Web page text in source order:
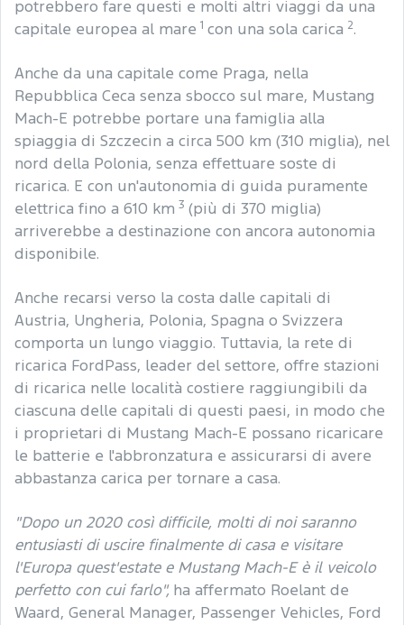
potrebbero fare questi e molti altri viaggi da una
capitale europea al mare 1 con una sola carica 2.
Anche da una capitale come Praga, nella
Repubblica Ceca senza sbocco sul mare, Mustang
Mach-E potrebbe portare una famiglia alla
spiaggia di Szczecin a circa 500 km (310 miglia), nel
nord della Polonia, senza effettuare soste di
ricarica. E con un'autonomia di guida puramente
elettrica fino a 610 km
3 (più di 370 miglia)
arriverebbe a destinazione con ancora autonomia
disponibile.
Anche recarsi verso la costa dalle capitali di
Austria, Ungheria, Polonia, Spagna o Svizzera
comporta un lungo viaggio. Tuttavia, la rete di
ricarica FordPass, leader del settore, offre stazioni
di ricarica nelle località costiere raggiungibili da
ciascuna delle capitali di questi paesi, in modo che
i proprietari di Mustang Mach-E possano ricaricare
le batterie e l'abbronzatura e assicurarsi di avere
abbastanza carica per tornare a casa.
"Dopo un 2020 così difficile, molti di noi saranno
entusiasti di uscire finalmente di casa e visitare
l'Europa quest'estate e Mustang Mach-E è il veicolo
perfetto con cui farlo", ha affermato Roelant de
Waard, General Manager, Passenger Vehicles, Ford